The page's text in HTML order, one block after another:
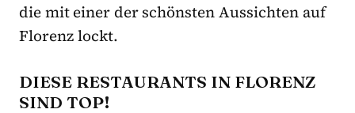
die mit einer der schönsten Aussichten auf
Florenz lockt.
DIESE RESTAURANTS IN FLORENZ
SIND TOP!